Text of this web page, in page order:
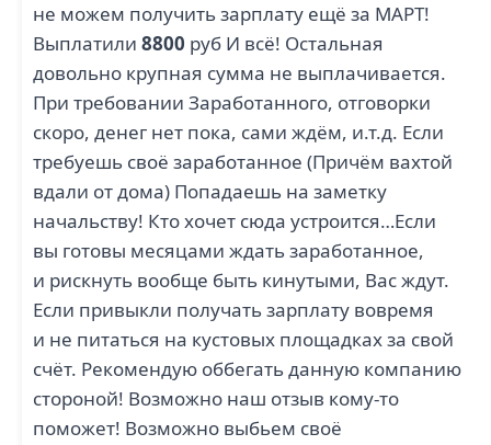
не можем получить зарплату ещё за МАРТ!
Выплатили 8800 руб И всё! Остальная
довольно крупная сумма не выплачивается.
При требовании Заработанного, отговорки
скоро, денег нет пока, сами ждём, и.т.д. Если
требуешь своё заработанное (Причём вахтой
вдали от дома) Попадаешь на заметку
начальству! Кто хочет сюда устроится…Если
вы готовы месяцами ждать заработанное,
и рискнуть вообще быть кинутыми, Вас ждут.
Если привыкли получать зарплату вовремя
и не питаться на кустовых площадках за свой
счёт. Рекомендую оббегать данную компанию
стороной! Возможно наш отзыв кому-то
поможет! Возможно выбьем своё